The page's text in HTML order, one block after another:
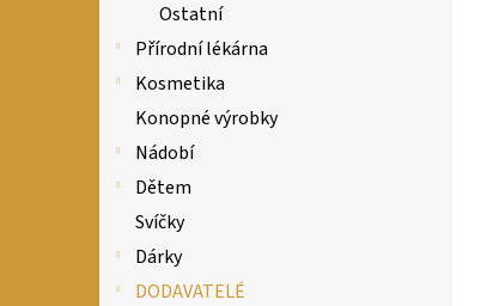
Ostatní
Přírodní lékárna
Kosmetika
Konopné výrobky
Nádobí
Dětem
Svíčky
Dárky
DODAVATELÉ